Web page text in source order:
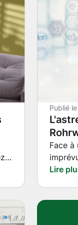
une
choisir
adapté
Publié le
Face à
sentir
Lire